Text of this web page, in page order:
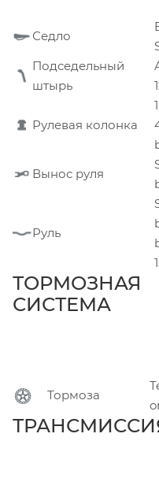
Седло
Подседельный
штырь
Рулевая колонка
Вынос руля
Руль
ТОРМОЗНАЯ
СИСТЕМА
Тормоза